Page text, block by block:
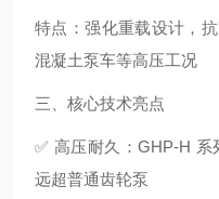
特点：强化重载设计，
混凝土泵车等高压工况
三、核心技术亮点
✅ 高压耐久：GHP-H
远超普通齿轮泵